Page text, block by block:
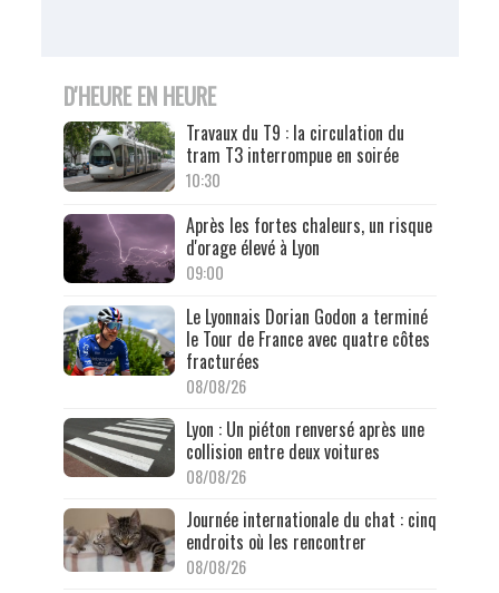
D'HEURE EN HEURE
Travaux du T9 : la circulation du
tram T3 interrompue en soirée
10:30
Après les fortes chaleurs, un risque
d'orage élevé à Lyon
09:00
Le Lyonnais Dorian Godon a terminé
le Tour de France avec quatre côtes
fracturées
08/08/26
Lyon : Un piéton renversé après une
collision entre deux voitures
08/08/26
Journée internationale du chat : cinq
endroits où les rencontrer
08/08/26